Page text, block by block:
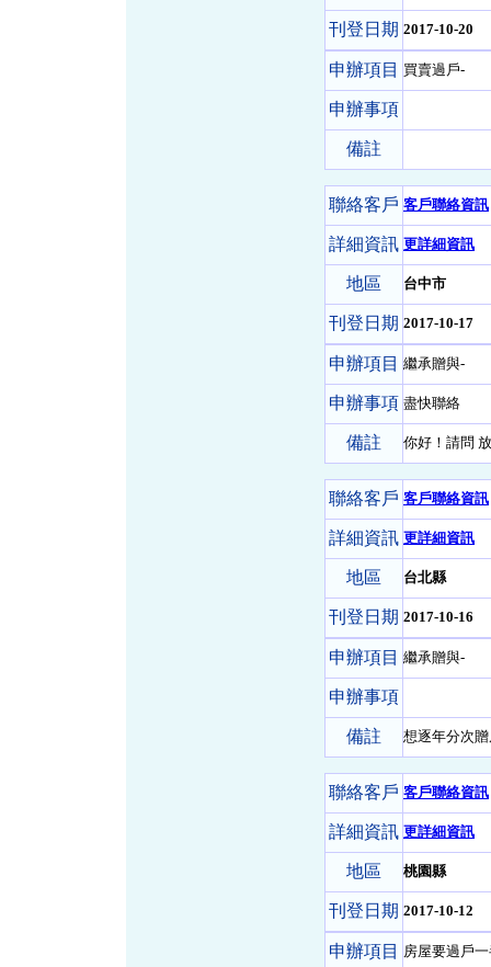
刊登日期 2017-10-20
申辦項目 買賣過戶-
申辦事項
備註
聯絡客戶 客戶聯絡資訊
詳細資訊 更詳細資訊
地區 台中市
刊登日期 2017-10-17
申辦項目 繼承贈與-
申辦事項 盡快聯絡
備註 你好！請問
聯絡客戶 客戶聯絡資訊
詳細資訊 更詳細資訊
地區 台北縣
刊登日期 2017-10-16
申辦項目 繼承贈與-
申辦事項
備註 想逐年分次
聯絡客戶 客戶聯絡資訊
詳細資訊 更詳細資訊
地區 桃園縣
刊登日期 2017-10-12
申辦項目 房屋要過戶